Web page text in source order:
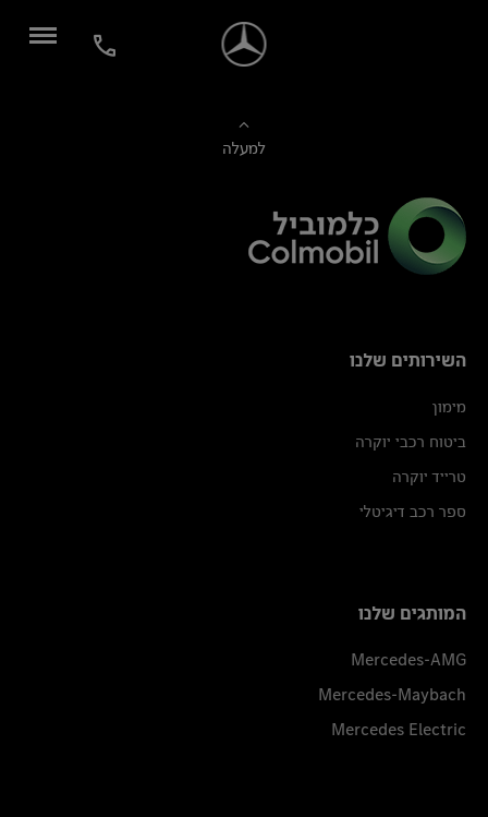
למעלה
השירותים שלנו
מימון
ביטוח רכבי יוקרה
טרייד יוקרה
ספר רכב דיגיטלי
המותגים שלנו
Mercedes-AMG
Mercedes-Maybach
Mercedes Electric